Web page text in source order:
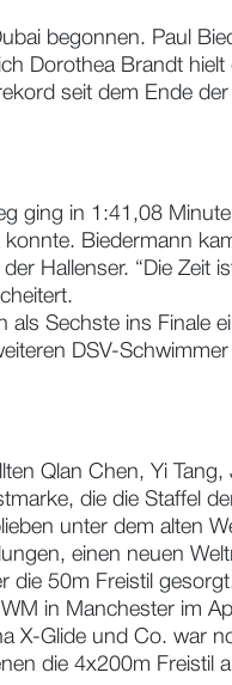
begonnen. Paul
Dorothea Brandt hielt
seit dem Ende
ging in 1:41,08
konnte. Biedermann
Hallenser. “Die Zeit
Sechste ins Finale
DSV-
Qlan Chen, Yi Tang,
die die Staffel
unter dem alten
einen neuen
die 50m Freistil
in Manchester im
X-Glide und Co. war
die 4x200m Freistil